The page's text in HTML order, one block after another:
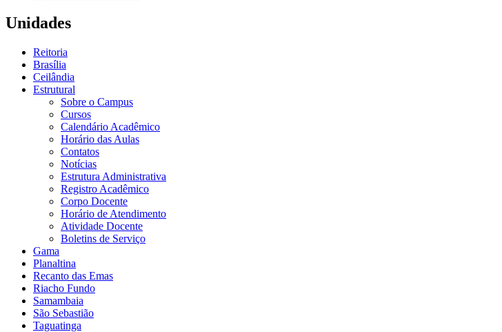
Unidades
Reitoria
Brasília
Ceilândia
Estrutural
Sobre o Campus
Cursos
Calendário Acadêmico
Horário das Aulas
Contatos
Notícias
Estrutura Administrativa
Registro Acadêmico
Corpo Docente
Horário de Atendimento
Atividade Docente
Boletins de Serviço
Gama
Planaltina
Recanto das Emas
Riacho Fundo
Samambaia
São Sebastião
Taguatinga